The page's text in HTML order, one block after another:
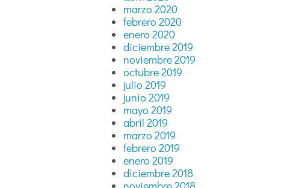
marzo 2020
febrero 2020
enero 2020
diciembre 2019
noviembre 2019
octubre 2019
julio 2019
junio 2019
mayo 2019
abril 2019
marzo 2019
febrero 2019
enero 2019
diciembre 2018